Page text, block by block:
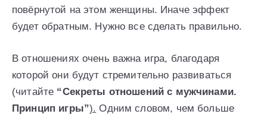
повёрнутой на этом женщины. Иначе эффект
будет обратным. Нужно все сделать правильно.
В отношениях очень важна игра, благодаря
которой они будут стремительно развиваться
(читайте “Секреты отношений с мужчинами.
Принцип игры”). Одним словом, чем больше